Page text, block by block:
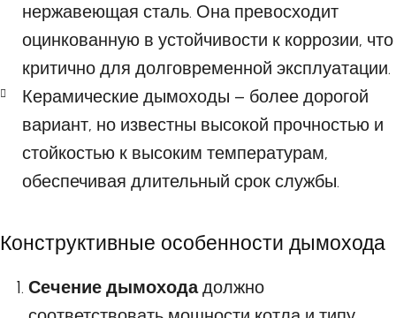
нержавеющая сталь. Она превосходит
оцинкованную в устойчивости к коррозии, что
критично для долговременной эксплуатации.
Керамические дымоходы – более дорогой
вариант, но известны высокой прочностью и
стойкостью к высоким температурам,
обеспечивая длительный срок службы.
Конструктивные особенности дымохода
Сечение дымоходадолжно